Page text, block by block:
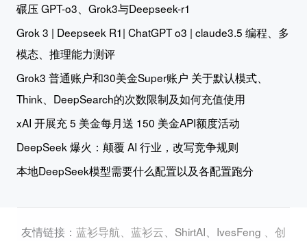
碾压 GPT-o3、Grok3与Deepseek-r1
Grok 3 | Deepseek R1| ChatGPT o3 | claude3.5 编程、多
模态、推理能力测评
Grok3 普通账户和30美金Super账户 关于默认模式、
Think、DeepSearch的次数限制及如何充值使用
xAI 开展充 5 美金每月送 150 美金API额度活动
DeepSeek 爆火：颠覆 AI 行业，改写竞争规则
本地DeepSeek模型需要什么配置以及各配置跑分
友情链接： 蓝衫导航 蓝衫云 ShirtAI IvesFeng
创